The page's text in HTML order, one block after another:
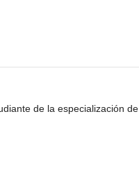
de la especialización de